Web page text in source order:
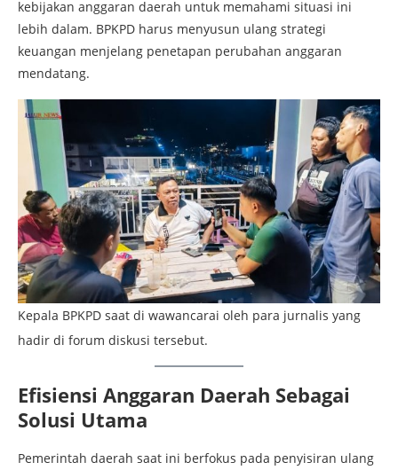
kebijakan anggaran daerah untuk memahami situasi ini
lebih dalam. BPKPD harus menyusun ulang strategi
keuangan menjelang penetapan perubahan anggaran
mendatang.
Kepala BPKPD saat di wawancarai oleh para jurnalis yang
hadir di forum diskusi tersebut.
Efisiensi Anggaran Daerah Sebagai
Solusi Utama
Pemerintah daerah saat ini berfokus pada penyisiran ulang